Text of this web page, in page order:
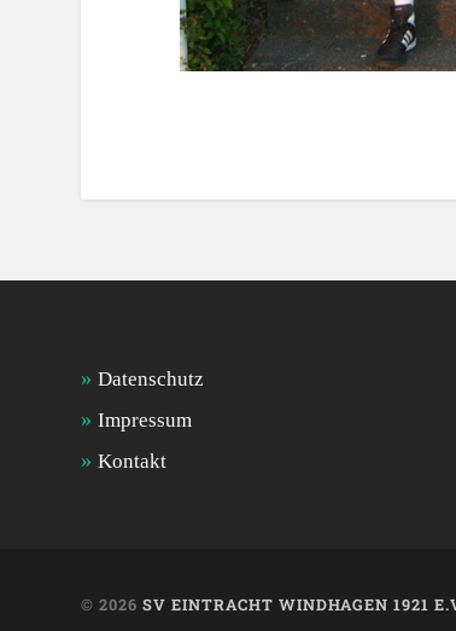
Datenschutz
Impressum
Kontakt
© 2026SV EINTRACHT WINDHAGEN 1921